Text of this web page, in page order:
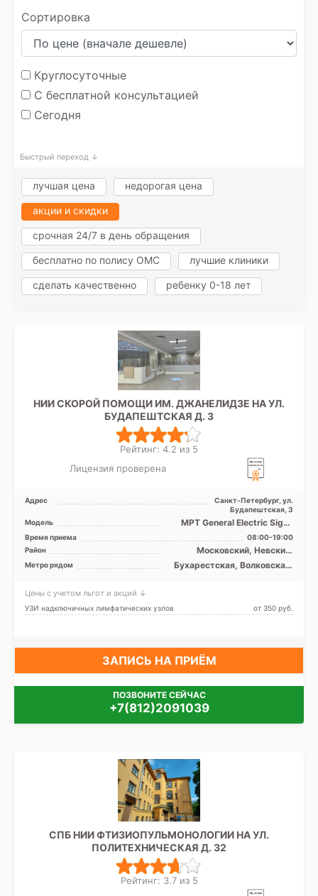
Сортировка
Круглосуточные
С бесплатной консультацией
Сегодня
Быстрый переход ↓
лучшая цена недорогая цена
акции и скидки
срочная 24/7 в день обращения
бесплатно по полису ОМС лучшие клиники
сделать качественно ребенку 0-18 лет
НИИ СКОРОЙ ПОМОЩИ ИМ. ДЖАНЕЛИДЗЕ НА УЛ.
БУДАПЕШТСКАЯ Д. 3
Рейтинг: 4.2 из 5
Лицензия проверена
Адрес
Санкт-Петербург, ул.
Будапештская, 3
Модель
МРТ General Electric Signa
1.5T закрытый тип, КТ
Toshiba 32 среза, УЗИ
Время приема
08:00-19:00
Район
Московский, Невский,
Фрунзенский, Центральный
Метро рядом
Бухарестская, Волковская,
ворота, Обводный канал,
Парк Победы, Проспект
Цены с учетом льгот и акций ↓
УЗИ надключичных лимфатических узлов от 350 pуб.
ЗАПИСЬ НА ПРИЁМ
ПОЗВОНИТЕ СЕЙЧАС
+7(812)2091039
СПБ НИИ ФТИЗИОПУЛЬМОНОЛОГИИ НА УЛ.
ПОЛИТЕХНИЧЕСКАЯ Д. 32
Рейтинг: 3.7 из 5